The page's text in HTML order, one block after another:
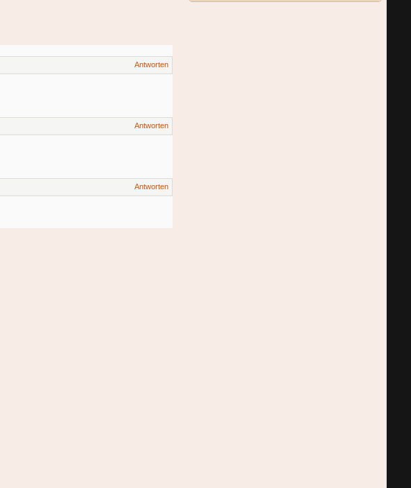
Antworten
Antworten
Antworten